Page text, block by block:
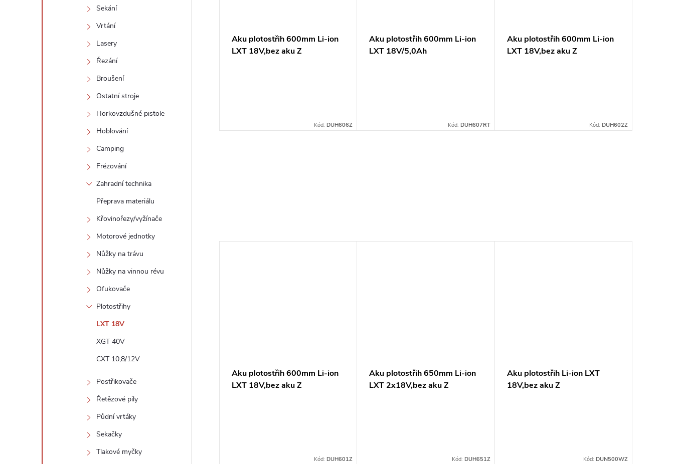
Sekání
Vrtání
Lasery
Řezání
Broušení
Ostatní stroje
Horkovzdušné pistole
Hoblování
Camping
Frézování
Zahradní technika
Přeprava materiálu
Křovinořezy/vyžínače
Motorové jednotky
Nůžky na trávu
Nůžky na vinnou révu
Ofukovače
Plotostřihy
LXT 18V
XGT 40V
CXT 10,8/12V
Postřikovače
Řetězové pily
Půdní vrtáky
Sekačky
Tlakové myčky
Aku plotostřih 600mm Li-ion
LXT 18V,bez aku Z
Kód:DUH606Z
Aku plotostřih 600mm Li-ion
LXT 18V/5,0Ah
Kód: DUH607RT
Aku plotostřih 600mm Li-ion
LXT 18V,bez aku Z
Kód: DUH602Z
Aku plotostřih 600mm Li-ion
LXT 18V,bez aku Z
Kód:DUH601Z
Aku plotostřih 650mm Li-ion
LXT 2x18V,bez aku Z
Kód: DUH651Z
Aku plotostřih Li-ion LXT
18V,bez aku Z
Kód: DUN500WZ